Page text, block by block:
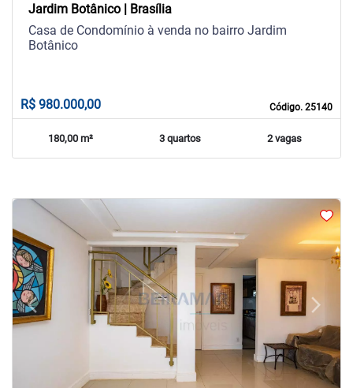
Jardim Botânico | Brasília
Código. 25140
Casa de Condomínio à venda no bairro Jardim
Botânico
R$ 980.000,00
180,00 m² 3 quartos 2 vagas
arrow_back_iosPrevious arrow_forward_iosNext